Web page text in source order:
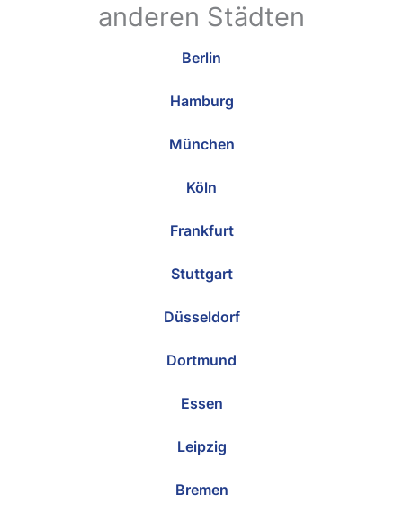
anderen Städten
Berlin
Hamburg
München
Köln
Frankfurt
Stuttgart
Düsseldorf
Dortmund
Essen
Leipzig
Bremen